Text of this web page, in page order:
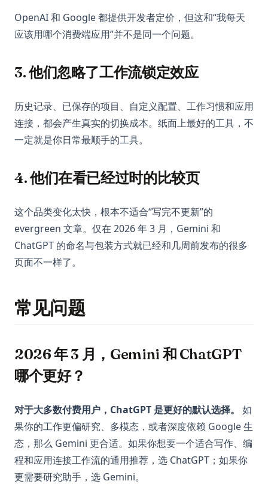
OpenAI 和 Google 都提供开发者定价，但这和“我每天
应该用哪个消费端应用”并不是同一个问题。
3. 他们忽略了工作流锁定效应
历史记录、已保存的项目、自定义配置、工作习惯和应用
连接，都会产生真实的切换成本。纸面上最好的工具，不
一定就是你日常最顺手的工具。
4. 他们在看已经过时的比较页
这个品类变化太快，根本不适合“写完不更新”的
evergreen 文章。仅在 2026 年 3 月，Gemini 和
ChatGPT 的命名与包装方式就已经和几周前发布的很多
页面不一样了。
常见问题
2026 年 3 月，Gemini 和 ChatGPT
哪个更好？
对于大多数付费用户，ChatGPT 是更好的默认选择。
如
果你的工作更偏研究、多模态，或者深度依赖 Google 生
态，那么 Gemini 更合适。如果你想要一个适合写作、编
程和应用连接工作流的通用推荐，选 ChatGPT；如果你
更需要研究助手，选 Gemini。